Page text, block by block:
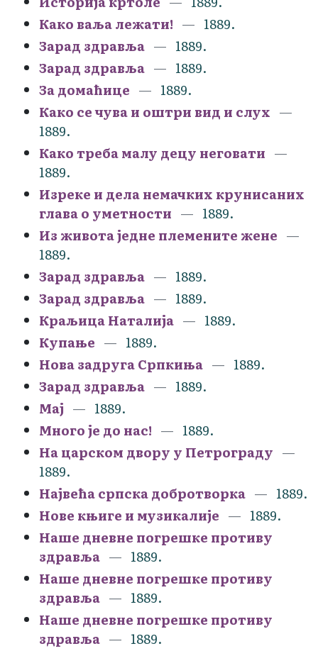
Како ваља лежати!
1889.
Зарад здравља
1889.
Зарад здравља
1889.
За домаћице
1889.
Како се чува и оштри вид и слух
1889.
Како треба малу децу неговати
1889.
Изреке и дела немачких крунисаних
глава о уметности
1889.
Из живота једне племените жене
1889.
Зарад здравља
1889.
Зарад здравља
1889.
Краљица Наталија
1889.
Купање
1889.
Нова задруга Српкиња
1889.
Зарад здравља
1889.
Мај
1889.
Много је до нас!
1889.
На царском двору у Петрограду
1889.
Највећа српска добротворка
1889.
Нове књиге и музикалије
1889.
Наше дневне погрешке противу
здравља
1889.
Наше дневне погрешке противу
здравља
1889.
Наше дневне погрешке противу
здравља
1889.